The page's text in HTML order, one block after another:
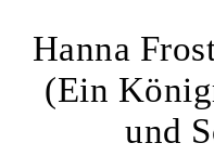
Hanna
(Ein
und